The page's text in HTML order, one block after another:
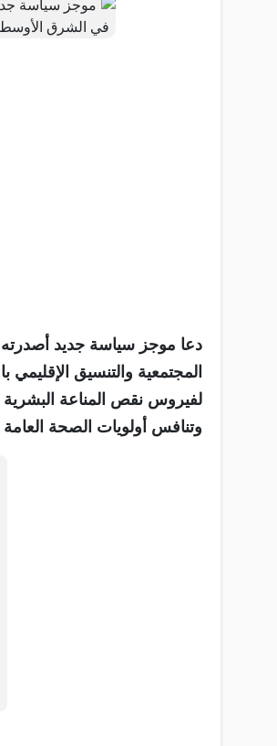
دعا موجز سياسة جديد أصدرته
المجتمعية والتنسيق
لفيروس نقص المناعة
وتنافس أولويات الصحة